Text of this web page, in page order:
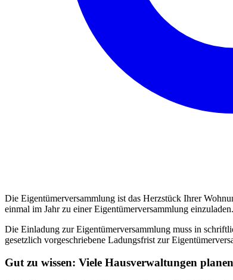
Die Eigentümerversammlung ist das Herzstück Ihrer
einmal im Jahr zu einer Eigentümerversammlung
Die Einladung zur Eigentümerversammlung muss in
gesetzlich vorgeschriebene Ladungsfrist zur
Gut zu wissen: Viele Hausverwaltungen